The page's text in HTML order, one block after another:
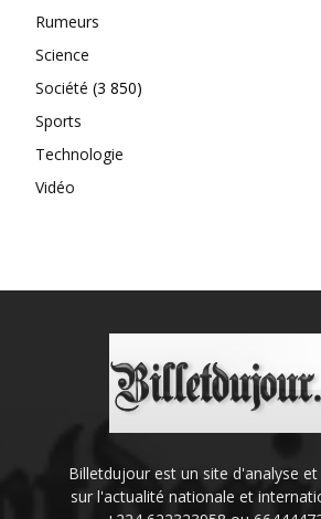
Rumeurs
Science
Société (3 850)
Sports
Technologie
Vidéo
Billetdujour est un site d'analyse
sur l'actualité nationale et